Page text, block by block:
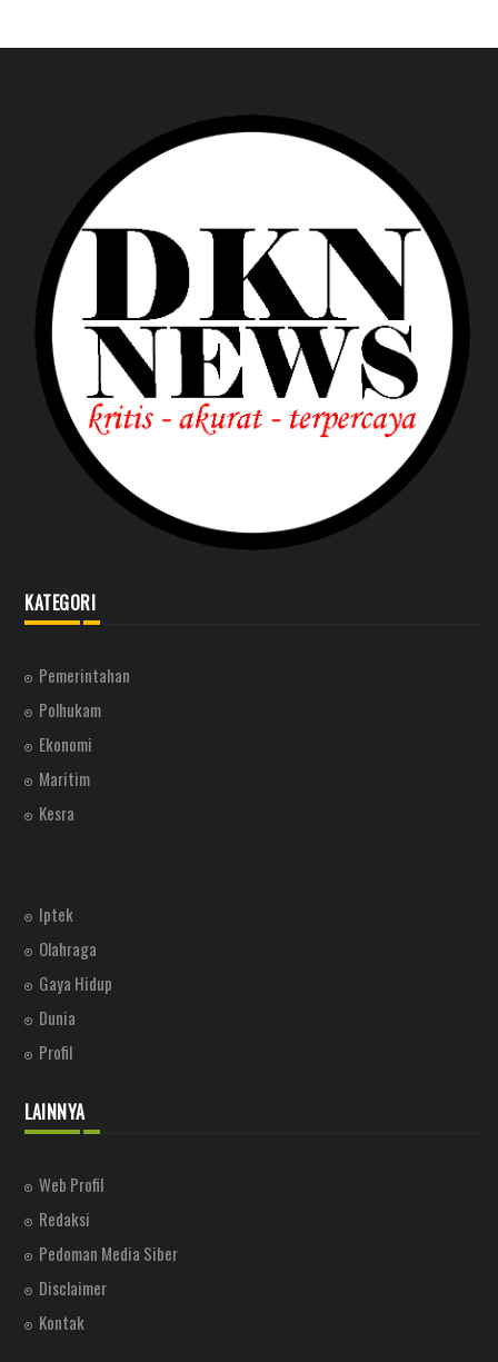
KATEGORI
Pemerintahan
Polhukam
Ekonomi
Maritim
Kesra
Iptek
Olahraga
Gaya Hidup
Dunia
Profil
LAINNYA
Web Profil
Redaksi
Pedoman Media Siber
Disclaimer
Kontak